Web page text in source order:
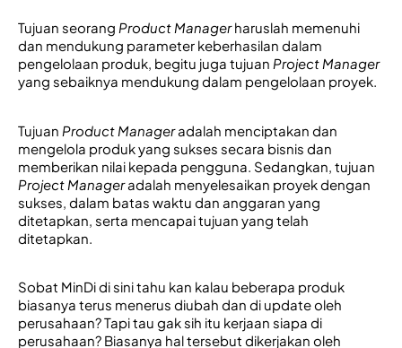
Tujuan seorang Product Manager haruslah memenuhi
dan mendukung parameter keberhasilan dalam
pengelolaan produk, begitu juga tujuan Project Manager
yang sebaiknya mendukung dalam pengelolaan proyek.
Tujuan Product Manager adalah menciptakan dan
mengelola produk yang sukses secara bisnis dan
memberikan nilai kepada pengguna. Sedangkan,
Project Manageradalah menyelesaikan proyek dengan
sukses, dalam batas waktu dan anggaran yang
ditetapkan, serta mencapai tujuan yang telah
ditetapkan.
Sobat MinDi di sini tahu kan kalau beberapa produk
biasanya terus menerus diubah dan di update oleh
perusahaan? Tapi tau gak sih itu kerjaan siapa di